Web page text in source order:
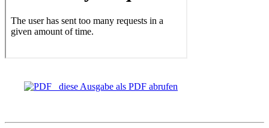
diese Ausgabe als PDF abrufen